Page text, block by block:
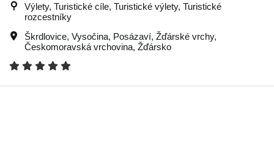
Výlety, Turistické cíle, Turistické výlety, Turistické
rozcestníky
Škrdlovice, Vysočina, Posázaví, Žďárské vrchy,
Českomoravská vrchovina, Žďársko